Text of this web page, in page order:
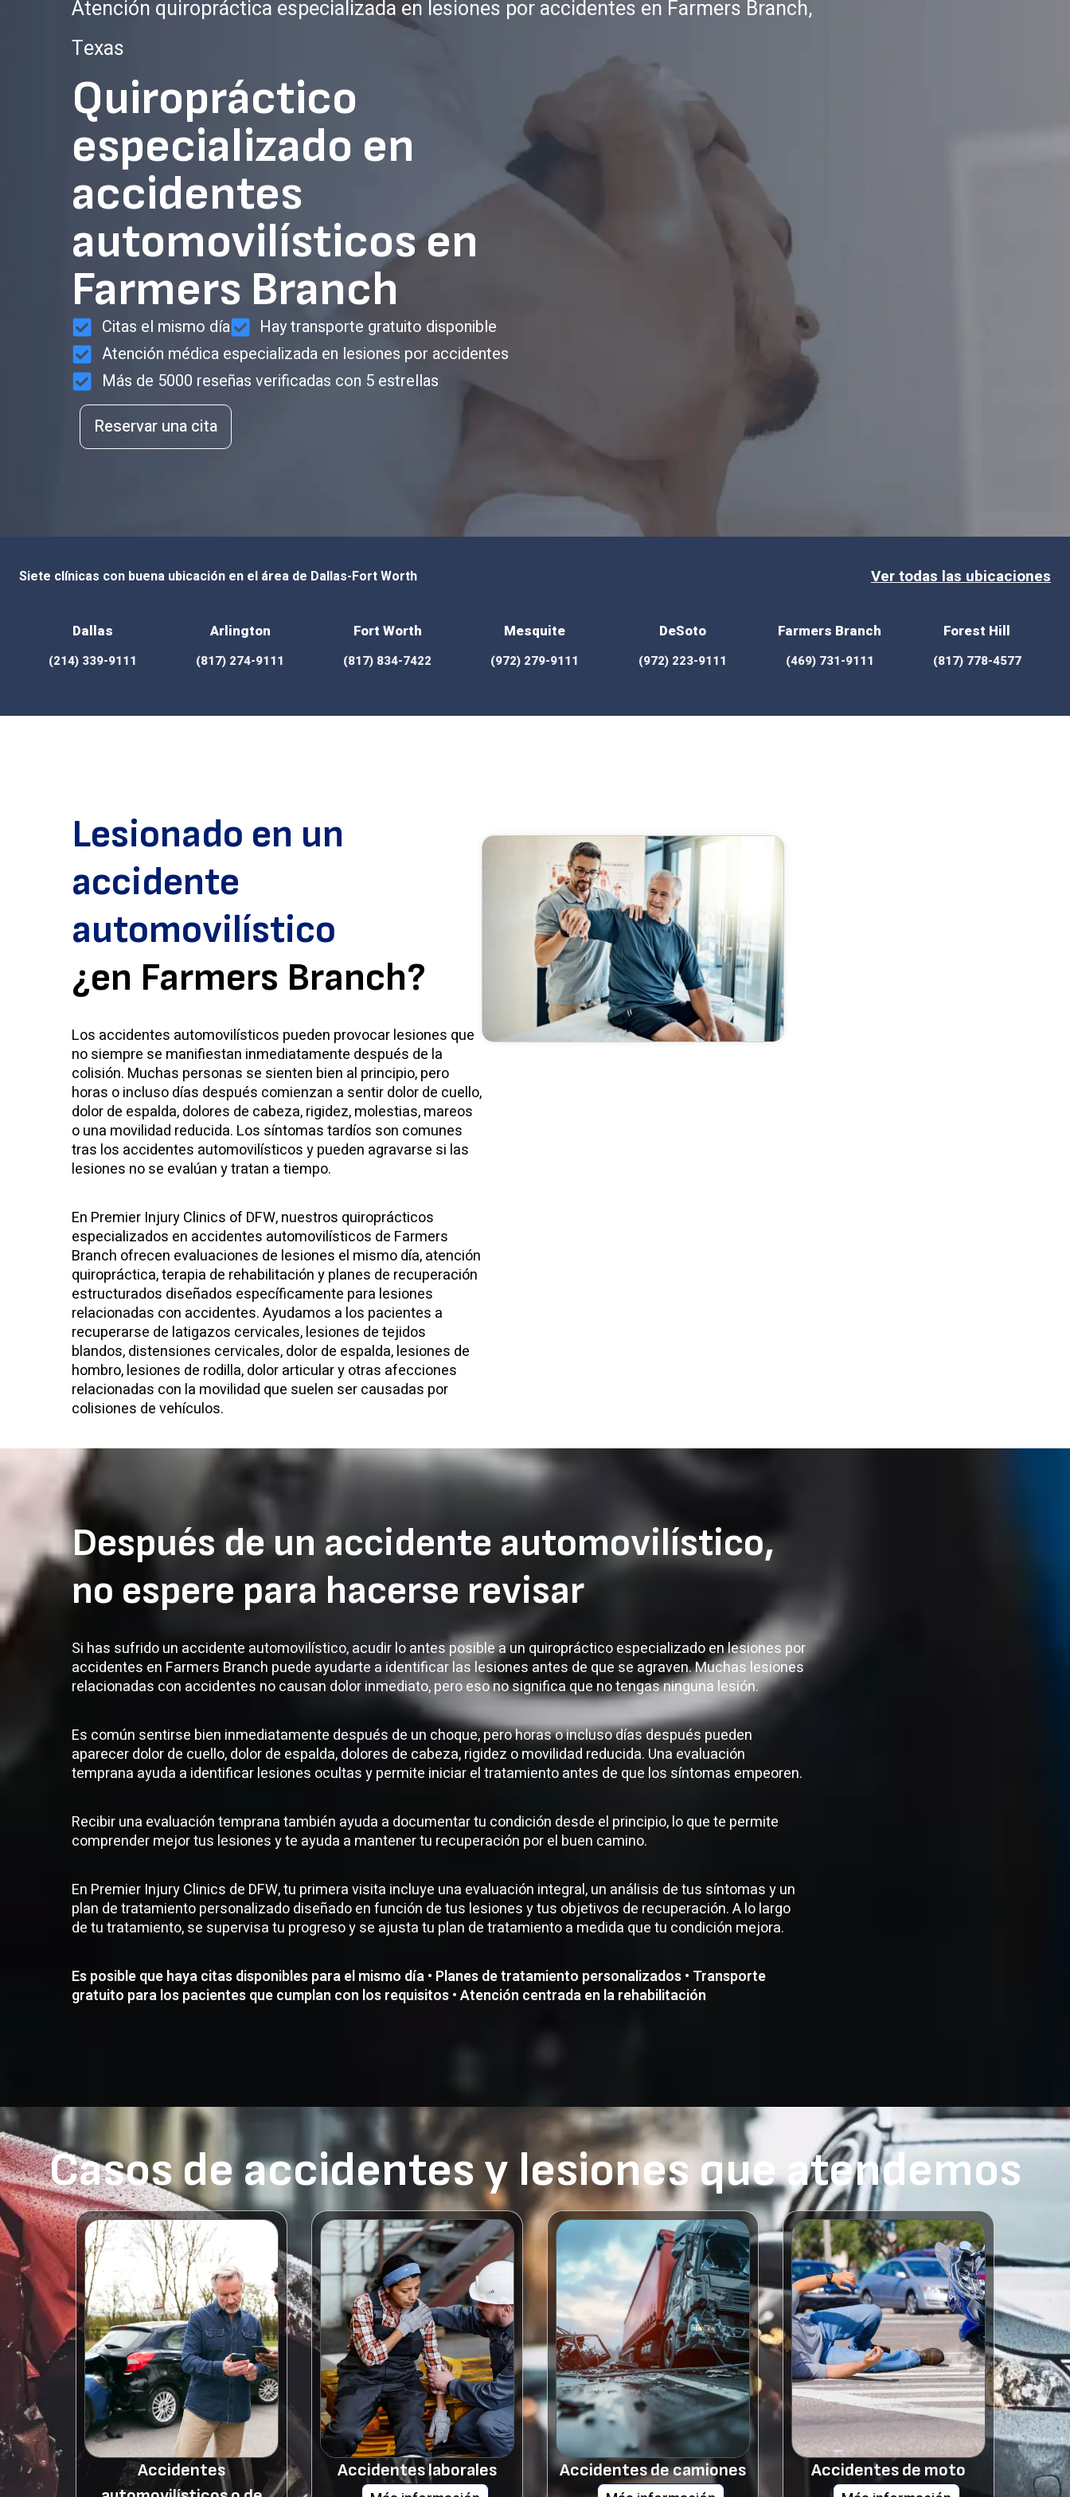
Atención quiropráctica especializada en lesiones por accidentes en Farmers Branch,
Texas
Quiropráctico
especializado en
accidentes
automovilísticos en
Farmers Branch
Citas el mismo día
Hay transporte gratuito disponible
Atención médica especializada en lesiones por accidentes
Más de 5000 reseñas verificadas con 5 estrellas
Reservar una cita
Siete clínicas con buena ubicación en el área de Dallas-Fort Worth Ver todas las ubicaciones
Dallas
(214) 339-9111
Arlington
(817) 274-9111
Fort Worth
(817) 834-7422
Mesquite
(972) 279-9111
DeSoto
(972) 223-9111
Farmers Branch
(469) 731-9111
Forest Hill
(817) 778-4577
Lesionado en un
accidente
automovilístico
¿en Farmers Branch?
Los accidentes automovilísticos pueden provocar lesiones que
no siempre se manifiestan inmediatamente después de la
colisión. Muchas personas se sienten bien al principio, pero
horas o incluso días después comienzan a sentir dolor de cuello,
dolor de espalda, dolores de cabeza, rigidez, molestias, mareos
o una movilidad reducida. Los síntomas tardíos son comunes
tras los accidentes automovilísticos y pueden agravarse si las
lesiones no se evalúan y tratan a tiempo.
En Premier Injury Clinics of DFW, nuestros quiroprácticos
especializados en accidentes automovilísticos de Farmers
Branch ofrecen evaluaciones de lesiones el mismo día, atención
quiropráctica, terapia de rehabilitación y planes de recuperación
estructurados diseñados específicamente para lesiones
relacionadas con accidentes. Ayudamos a los pacientes a
recuperarse de latigazos cervicales, lesiones de tejidos
blandos, distensiones cervicales, dolor de espalda, lesiones de
hombro, lesiones de rodilla, dolor articular y otras afecciones
relacionadas con la movilidad que suelen ser causadas por
colisiones de vehículos.
Después de un accidente automovilístico,
no espere para hacerse revisar
Si has sufrido un accidente automovilístico, acudir lo antes posible a un quiropráctico especializado en lesiones por
accidentes en Farmers Branch puede ayudarte a identificar las lesiones antes de que se agraven. Muchas lesiones
relacionadas con accidentes no causan dolor inmediato, pero eso no significa que no tengas ninguna lesión.
Es común sentirse bien inmediatamente después de un choque, pero horas o incluso días después pueden
aparecer dolor de cuello, dolor de espalda, dolores de cabeza, rigidez o movilidad reducida. Una evaluación
temprana ayuda a identificar lesiones ocultas y permite iniciar el tratamiento antes de que los síntomas empeoren.
Recibir una evaluación temprana también ayuda a documentar tu condición desde el principio, lo que te permite
comprender mejor tus lesiones y te ayuda a mantener tu recuperación por el buen camino.
En Premier Injury Clinics de DFW, tu primera visita incluye una evaluación integral, un análisis de tus síntomas y un
plan de tratamiento personalizado diseñado en función de tus lesiones y tus objetivos de recuperación. A lo largo
de tu tratamiento, se supervisa tu progreso y se ajusta tu plan de tratamiento a medida que tu condición mejora.
Es posible que haya citas disponibles para el mismo día • Planes de tratamiento personalizados • Transporte
gratuito para los pacientes que cumplan con los requisitos • Atención centrada en la rehabilitación
Casos de accidentes y lesiones que atendemos
Accidentes
Accidentes laborales
Accidentes de camiones
Accidentes de moto